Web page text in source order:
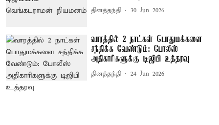
தினத்தந்தி 30 Jun 2026
வாரத்தில் 2 நாட்கள் பொதுமக்களை
சந்திக்க வேண்டும்: போலீஸ்
அதிகாரிகளுக்கு டிஜிபி உத்தரவு
தினத்தந்தி 24 Jun 2026